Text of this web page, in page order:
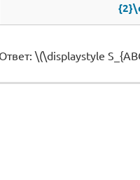
Ответ: \(\displaystyle